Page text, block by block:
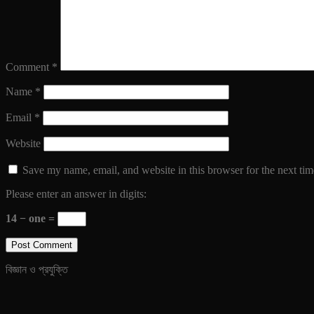
Comment *
Name *
Email *
Website
Save my name, email, and website in this browser for the next
Please enter an answer in digits:
14 − one =
বিজ্ঞান ও প্রযুক্তি